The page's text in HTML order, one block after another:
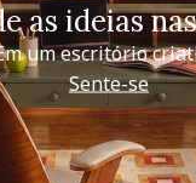
as ideias
um escritório
Sente-se